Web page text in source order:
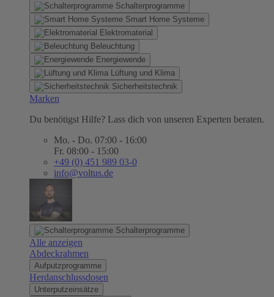
Schalterprogramme
Smart Home Systeme
Elektromaterial
Beleuchtung
Energiewende
Lüftung und Klima
Sicherheitstechnik
Marken
Du benötigst Hilfe? Lass dich von unseren Experten beraten.
Mo. - Do. 07:00 - 16:00
Fr. 08:00 - 15:00
+49 (0) 451 989 03-0
info@voltus.de
Schalterprogramme
Alle anzeigen
Abdeckrahmen
Aufputzprogramme
Herdanschlussdosen
Unterputzeinsätze